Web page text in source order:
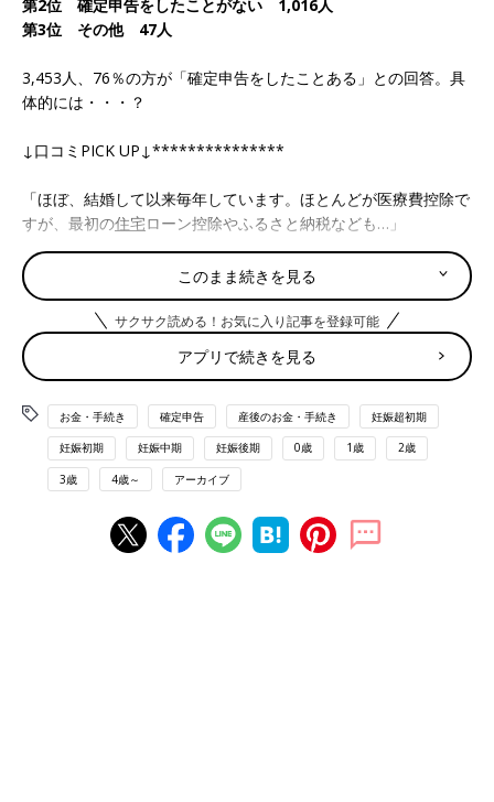
第2位 確定申告をしたことがない 1,016人
第3位 その他 47人
3,453人、76％の方が「確定申告をしたことある」との回答。具
体的には・・・？
↓口コミPICK UP↓***************
「ほぼ、結婚して以来毎年しています。ほとんどが医療費控除で
すが、最初の住宅ローン控除やふるさと納税なども…」
「住宅ローン控除のため 」
「年度途中で退職したので」
「ふるさと納税したから」
「複数の収入源があったからと医療費控除のため」
*****************************
一方、22.5%の「確定申告をしたことがない」の理由は、働いて
いる方は「会社がやってくれるから」など。中には、「やり方が
このまま続きを見る
サクサク読める！お気に入り記事を登録可能
アプリで続きを見る
お金・手続き 確定申告 産後のお金・手続き 妊娠超初期
妊娠初期 妊娠中期 妊娠後期 0歳 1歳 2歳
3歳 4歳～ アーカイブ